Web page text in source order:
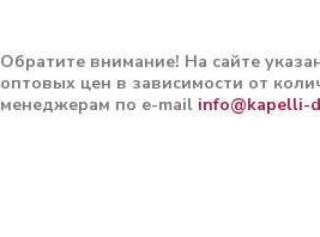
Обратите внимание! На сайте
оптовых цен в зависимости от
менеджерам по e-mail info@kapelli-